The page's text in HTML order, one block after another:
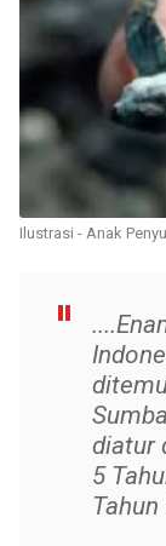
Ilustrasi - Anak
diatur
5
Tahun